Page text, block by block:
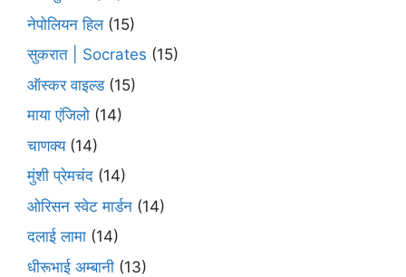
नेपोलियन हिल(15)
सुकरात | Socrates (15)
ऑस्कर वाइल्ड(15)
माया एंजिलो (14)
चाणक्य(14)
मुंशी प्रेमचंद (14)
ओरिसन स्‍वेट मार्डन (14)
दलाई लामा (14)
धीरूभाई अम्बानी (13)